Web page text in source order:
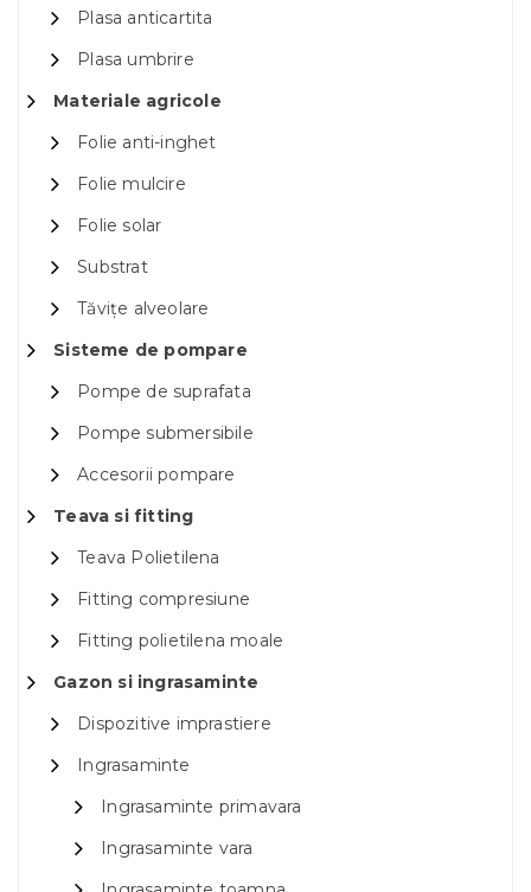
Plasa anticartita
Plasa umbrire
Materiale agricole
Folie anti-inghet
Folie mulcire
Folie solar
Substrat
Tăvițe alveolare
Sisteme de pompare
Pompe de suprafata
Pompe submersibile
Accesorii pompare
Teava si fitting
Teava Polietilena
Fitting compresiune
Fitting polietilena moale
Gazon si ingrasaminte
Dispozitive imprastiere
Ingrasaminte
Ingrasaminte primavara
Ingrasaminte vara